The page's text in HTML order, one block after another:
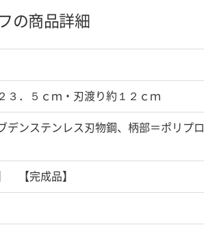
の商品詳細
３．５ｃｍ・刃渡り約１２ｃｍ
デンステンレス刃物鋼、柄部＝ポリプロ
【完成品】